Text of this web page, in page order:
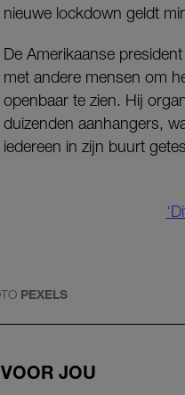
nieuwe lockdown geldt
De Amerikaanse
met andere mensen om
openbaar te zien. Hij
duizenden aanhangers,
iedereen in zijn buurt
PEXELS
JOU